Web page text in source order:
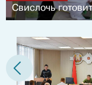
Свислочь